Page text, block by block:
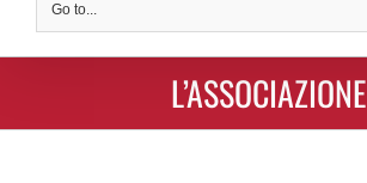
Go to...
L’ASSOCIAZIONE